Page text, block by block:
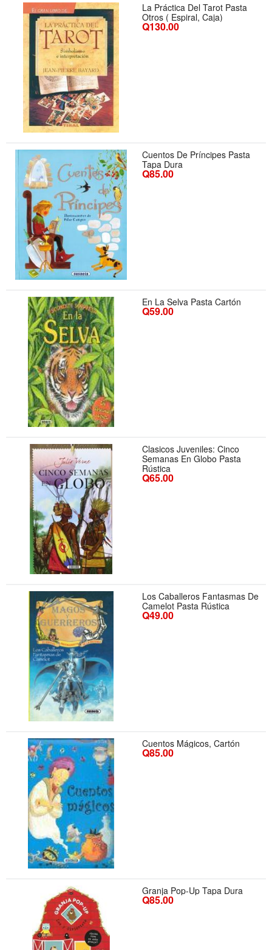
La Práctica Del Tarot Pasta
Otros ( Espiral, Caja)
Q130.00
Cuentos De Príncipes Pasta
Tapa Dura
Q85.00
En La Selva Pasta Cartón
Q59.00
Clasicos Juveniles: Cinco
Semanas En Globo Pasta
Rústica
Q65.00
Los Caballeros Fantasmas De
Camelot Pasta Rústica
Q49.00
Cuentos Mágicos, Cartón
Q85.00
Granja Pop-Up Tapa Dura
Q85.00